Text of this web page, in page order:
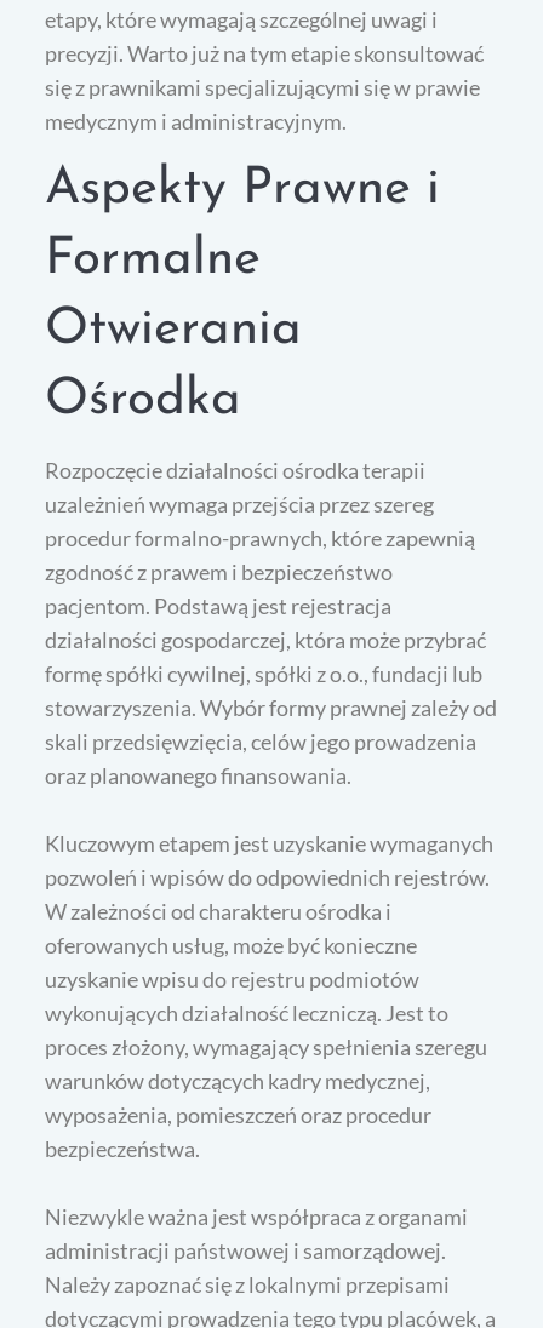
etapy, które wymagają szczególnej uwagi i
precyzji. Warto już na tym etapie skonsultować
się z prawnikami specjalizującymi się w prawie
medycznym i administracyjnym.
Aspekty Prawne i
Formalne
Otwierania
Ośrodka
Rozpoczęcie działalności ośrodka terapii
uzależnień wymaga przejścia przez szereg
procedur formalno-prawnych, które zapewnią
zgodność z prawem i bezpieczeństwo
pacjentom. Podstawą jest rejestracja
działalności gospodarczej, która może przybrać
formę spółki cywilnej, spółki z o.o., fundacji lub
stowarzyszenia. Wybór formy prawnej zależy od
skali przedsięwzięcia, celów jego prowadzenia
oraz planowanego finansowania.
Kluczowym etapem jest uzyskanie wymaganych
pozwoleń i wpisów do odpowiednich rejestrów.
W zależności od charakteru ośrodka i
oferowanych usług, może być konieczne
uzyskanie wpisu do rejestru podmiotów
wykonujących działalność leczniczą. Jest to
proces złożony, wymagający spełnienia szeregu
warunków dotyczących kadry medycznej,
wyposażenia, pomieszczeń oraz procedur
bezpieczeństwa.
Niezwykle ważna jest współpraca z organami
administracji państwowej i samorządowej.
Należy zapoznać się z lokalnymi przepisami
dotyczącymi prowadzenia tego typu placówek, a